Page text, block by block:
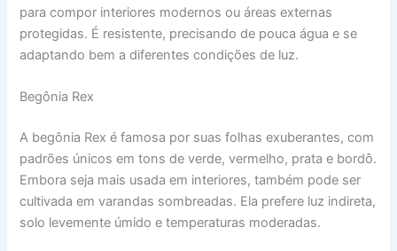
para compor interiores modernos ou áreas externas
protegidas. É resistente, precisando de pouca água e se
adaptando bem a diferentes condições de luz.
Begônia Rex
A begônia Rex é famosa por suas folhas exuberantes, com
padrões únicos em tons de verde, vermelho, prata e bordô.
Embora seja mais usada em interiores, também pode ser
cultivada em varandas sombreadas. Ela prefere luz indireta,
solo levemente úmido e temperaturas moderadas.